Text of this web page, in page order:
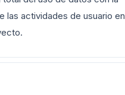
las actividades de usuario en